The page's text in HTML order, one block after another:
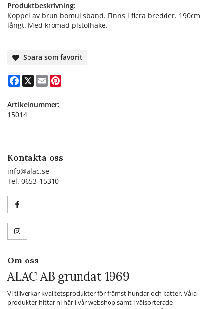
Produktbeskrivning:
Koppel av brun bomullsband. Finns i flera bredder. 190cm
långt. Med kromad pistolhake.
Spara som favorit
Facebook
X Email
Artikelnummer:
15014
Kontakta oss
info@alac.se
Tel. 0653-15310
Om oss
ALAC AB grundat 1969
Vi tillverkar kvalitetsprodukter för främst hundar och katter. Våra
produkter hittar ni här i vår webshop samt i välsorterade